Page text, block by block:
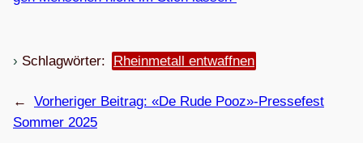
Schlagwörter: Rheinmetall entwaffnen
← Vorheriger Beitrag: «De Rude Pooz»-Pressefest
Som­mer 2025